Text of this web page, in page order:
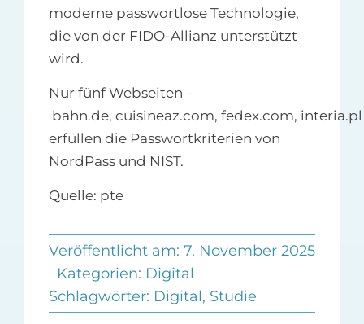
moderne passwortlose Technologie,
die von der FIDO-Allianz unterstützt
wird.
Nur fünf Webseiten –
bahn.de, cuisineaz.com, fedex.com,
erfüllen die Passwortkriterien von
NordPass und NIST.
Quelle: pte
Veröffentlicht am: 7. November 2025
Kategorien: Digital
Schlagwörter: Digital, Studie